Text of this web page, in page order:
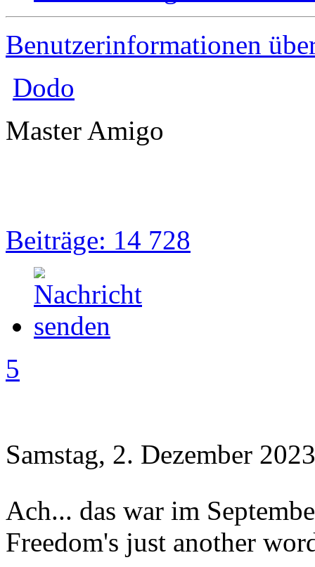
Benutzerinformationen
Dodo
Master Amigo
Beiträge: 14 728
5
Samstag, 2. Dezember
Ach... das war im
Freedom's just another